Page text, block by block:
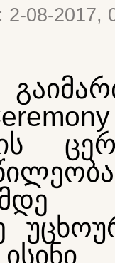
08-2017,